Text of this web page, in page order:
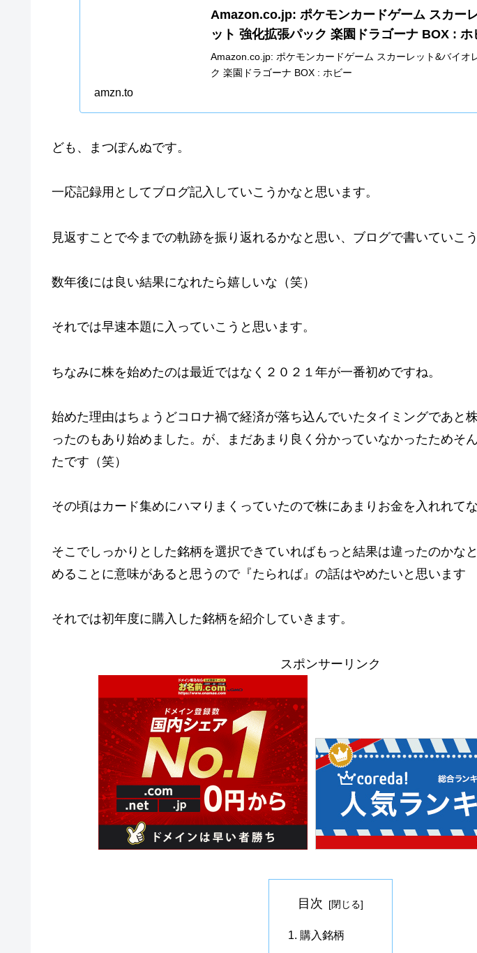
Amazon.co.jp: ポケモンカードゲーム スカー
ット 強化拡張パック 楽園ドラゴーナ BOX : ホ
Amazon.co.jp: ポケモンカードゲーム スカーレット&バイオ
ク 楽園ドラゴーナ BOX : ホビー
amzn.to
ども、まつぽんぬです。
一応記録用としてブログ記入していこうかなと思います。
見返すことで今までの軌跡を振り返れるかなと思い、ブログで書いていこう
数年後には良い結果になれたら嬉しいな（笑）
それでは早速本題に入っていこうと思います。
ちなみに株を始めたのは最近ではなく２０２１年が一番初めですね。
始めた理由はちょうどコロナ禍で経済が落ち込んでいたタイミングであと
ったのもあり始めました。が、まだあまり良く分かっていなかったためそ
たです（笑）
その頃はカード集めにハマりまくっていたので株にあまりお金を入れれて
そこでしっかりとした銘柄を選択できていればもっと結果は違ったのかな
めることに意味があると思うので『たられば』の話はやめたいと思います
それでは初年度に購入した銘柄を紹介していきます。
スポンサーリンク
目次
購入銘柄